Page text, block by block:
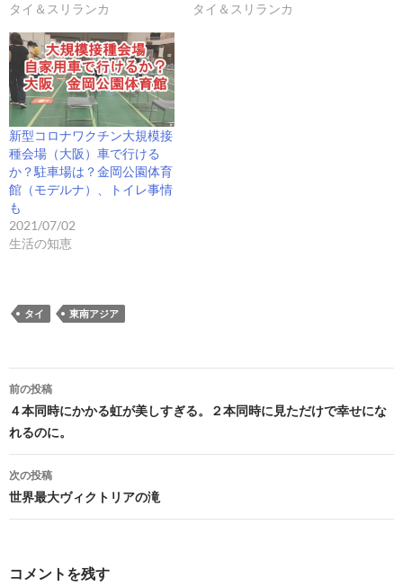
タイ＆スリランカ
タイ＆スリランカ
新型コロナワクチン大規模接
種会場（大阪）車で行ける
か？駐車場は？金岡公園体育
館（モデルナ）、トイレ事情
も
2021/07/02
生活の知恵
タイ 東南アジア
投
稿
ナ
ビ
ゲ
シ
前の投稿
４本同時にかかる虹が美しすぎる。２本同時に見ただけで幸せにな
れるのに。
次の投稿
世界最大ヴィクトリアの滝
コメントを残す